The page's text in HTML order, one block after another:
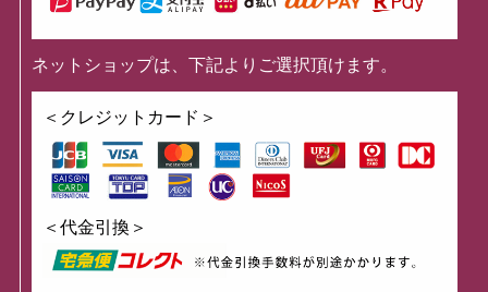
ネットショップは、下記よりご選択頂けます。
＜クレジットカード＞
＜代金引換＞